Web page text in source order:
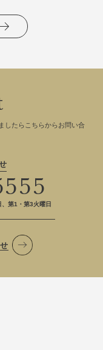
したらこちらからお問い合
第1・第3火曜日